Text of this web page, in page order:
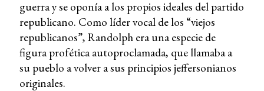
guerra y se oponía a los propios ideales del partido
republicano. Como líder vocal de los “viejos
republicanos”, Randolph era una especie de
figura profética autoproclamada, que llamaba a
su pueblo a volver a sus principios jeffersonianos
originales.